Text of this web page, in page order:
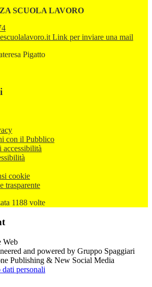
SCUOLA LAVORO
Link per inviare una mail
Pigatto
con il Pubblico
cookie
trasparente
1188 volte
and powered by Gruppo Spaggiari
Publishing & New Social Media
personali